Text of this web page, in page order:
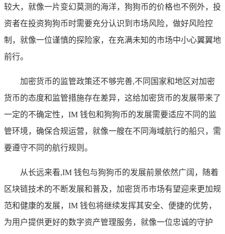
较大，就像一片变幻莫测的海洋，狗狗币的价格也不例外，投
资者在投资狗狗币时需要充分认识到市场风险，做好风险控
制，就像一位谨慎的探险家，在充满未知的市场中小心翼翼地
前行。
加密货币的监管政策还不够完善,不同国家和地区对加密
货币的态度和监管措施存在差异，这给加密货币的发展带来了
一定的不确定性，IM 钱包和狗狗币的发展需要适应不同的监
管环境，确保合规运营，就像一艘在不同海域航行的船只，需
要遵守不同的航行规则。
从长远来看,IM 钱包与狗狗币的发展前景依然广阔，随着
区块链技术的不断发展和普及，加密货币市场有望迎来更加规
范和健康的发展，IM 钱包将继续发挥其安全、便捷的优势，
为用户提供更好的数字资产管理服务，就像一位忠诚的守护